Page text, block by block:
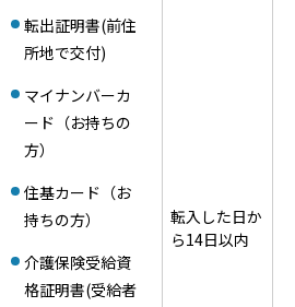
転出証明書(前住
所地で交付)
マイナンバーカ
ード（お持ちの
方）
住基カード（お
持ちの方）
介護保険受給資
格証明書(受給者
転入した日か
ら14日以内